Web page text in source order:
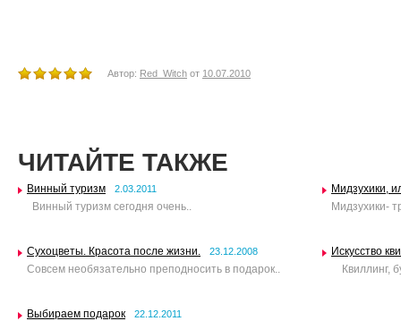
Автор: Red_Witch от 10.07.2010
ЧИТАЙТЕ ТАКЖЕ
Винный туризм 2.03.2011
Винный туризм сегодня очень..
Мидзухики,
Мидзухики-
Сухоцветы. Красота после жизни. 23.12.2008
Совсем необязательно преподносить в подарок..
Искусство
Квиллинг,
Выбираем подарок 22.12.2011